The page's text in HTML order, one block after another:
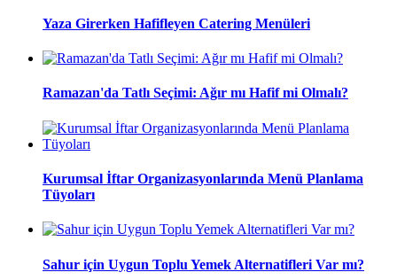
Yaza Girerken Hafifleyen Catering Menüleri
Ramazan'da Tatlı Seçimi: Ağır mı Hafif mi Olmalı?
Kurumsal İftar Organizasyonlarında Menü Planlama
Tüyoları
Sahur için Uygun Toplu Yemek Alternatifleri Var mı?